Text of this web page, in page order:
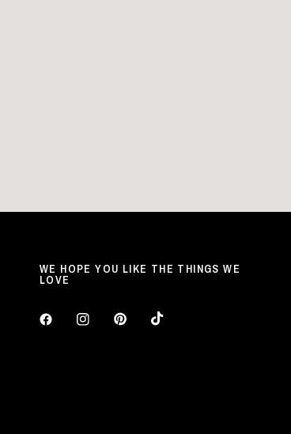
WE HOPE YOU LIKE THE THINGS WE
LOVE